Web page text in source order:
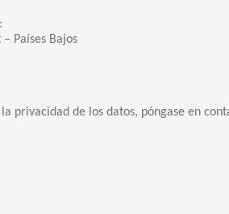
Países Bajos
privacidad de los datos, póngase en